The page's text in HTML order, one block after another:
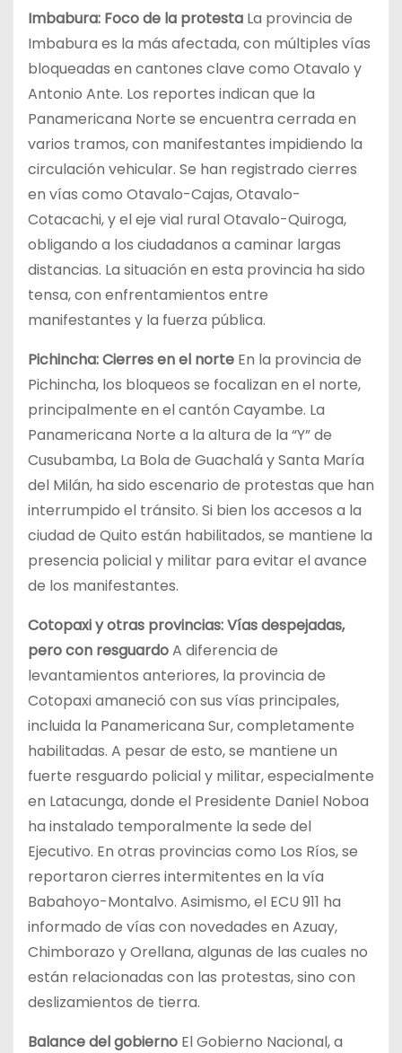
Imbabura: Foco de la protesta La provincia de
Imbabura es la más afectada, con múltiples vías
bloqueadas en cantones clave como Otavalo y
Antonio Ante. Los reportes indican que la
Panamericana Norte se encuentra cerrada en
varios tramos, con manifestantes impidiendo la
circulación vehicular. Se han registrado cierres
en vías como Otavalo-Cajas, Otavalo-
Cotacachi, y el eje vial rural Otavalo-Quiroga,
obligando a los ciudadanos a caminar largas
distancias. La situación en esta provincia ha sido
tensa, con enfrentamientos entre
manifestantes y la fuerza pública.
Pichincha: Cierres en el norte En la provincia de
Pichincha, los bloqueos se focalizan en el norte,
principalmente en el cantón Cayambe. La
Panamericana Norte a la altura de la “Y” de
Cusubamba, La Bola de Guachalá y Santa María
del Milán, ha sido escenario de protestas que han
interrumpido el tránsito. Si bien los accesos a la
ciudad de Quito están habilitados, se mantiene la
presencia policial y militar para evitar el avance
de los manifestantes.
Cotopaxi y otras provincias: Vías despejadas,
pero con resguardoA diferencia de
levantamientos anteriores, la provincia de
Cotopaxi amaneció con sus vías principales,
incluida la Panamericana Sur, completamente
habilitadas. A pesar de esto, se mantiene un
fuerte resguardo policial y militar, especialmente
en Latacunga, donde el Presidente Daniel Noboa
ha instalado temporalmente la sede del
Ejecutivo. En otras provincias como Los Ríos, se
reportaron cierres intermitentes en la vía
Babahoyo-Montalvo. Asimismo, el ECU 911 ha
informado de vías con novedades en Azuay,
Chimborazo y Orellana, algunas de las cuales no
están relacionadas con las protestas, sino con
deslizamientos de tierra.
Balance del gobierno El Gobierno Nacional, a